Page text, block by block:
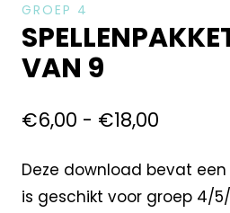
GROEP 4
VAN 9
€6,00 - €18,00
Deze download bevat een
is geschikt voor groep 4/